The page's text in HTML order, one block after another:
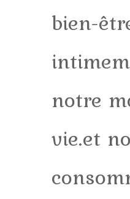
bien-
notre
vie.et